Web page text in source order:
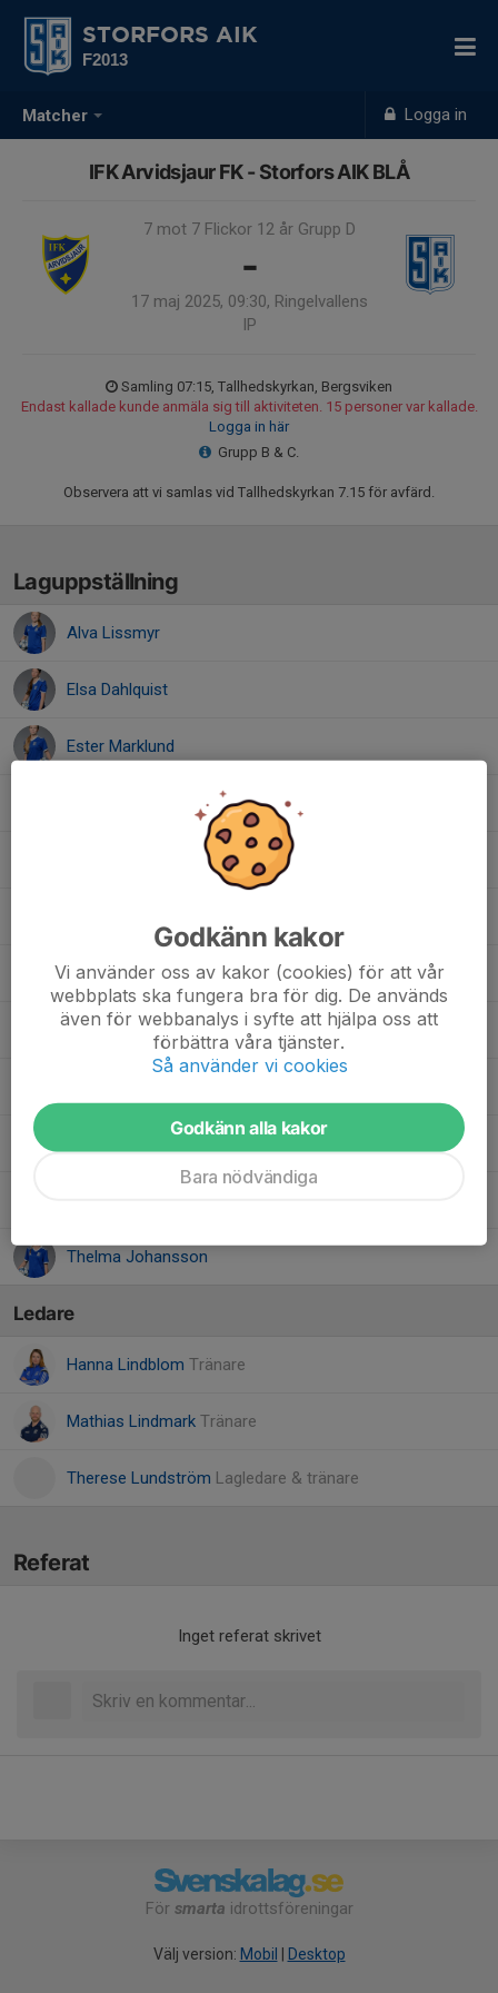
Matcher Logga in
STORFORS AIK
F2013
IFK Arvidsjaur FK - Storfors AIK BLÅ
7 mot 7 Flickor 12 år Grupp D
-
17 maj 2025, 09:30, Ringelvallens
IP
Samling 07:15, Tallhedskyrkan, Bergsviken
Endast kallade kunde anmäla sig till aktiviteten. 15 personer var kallade.
Logga in här
Grupp B & C.
Observera att vi samlas vid Tallhedskyrkan 7.15 för avfärd.
Laguppställning
Alva Lissmyr
Elsa Dahlquist
Ester Marklund
Lovisa Lindberget
Milla Bronsing
Thelma Johansson
Ledare
Hanna Lindblom Tränare
Mathias Lindmark Tränare
Therese Lundström Lagledare & tränare
Referat
Inget referat skrivet
För smarta idrottsföreningar
Välj version: Mobil Desktop
Godkänn kakor
Vi använder oss av kakor (cookies) för att vår
webbplats ska fungera bra för dig. De används
även för webbanalys i syfte att hjälpa oss att
förbättra våra tjänster.
Så använder vi cookies
Godkänn alla kakor
Bara nödvändiga